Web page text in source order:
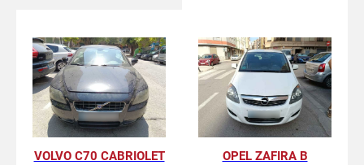
VOLVO C70 CABRIOLET
OPEL ZAFIRA B